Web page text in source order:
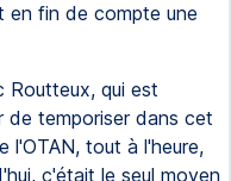
en fin de compte une
Routteux, qui est
de temporiser dans cet
l'OTAN, tout à l'heure,
c'était le seul moyen